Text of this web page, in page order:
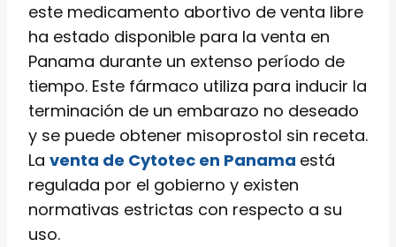
este medicamento abortivo de venta libre
ha estado disponible para la venta en
Panama durante un extenso período de
tiempo. Este fármaco utiliza para inducir la
terminación de un embarazo no deseado
y se puede obtener misoprostol sin receta.
La venta de Cytotec en Panama está
regulada por el gobierno y existen
normativas estrictas con respecto a su
uso.